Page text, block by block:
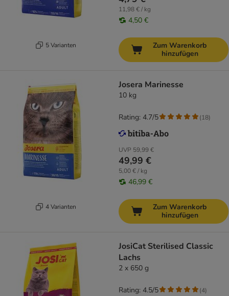
5 Varianten
11,98 € / kg
4,50 €
Zum Warenkorb
hinzufügen
4 Varianten
Josera Marinesse
10 kg
UVP 59,99 €
49,99 €
5,00 € / kg
46,99 €
Rating: 4.7/5 (18)
Zum Warenkorb
hinzufügen
JosiCat Sterilised Classic
Lachs
2 x 650 g
Rating: 4.5/5 (4)